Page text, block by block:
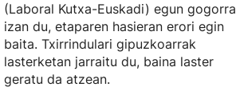
(Laboral Kutxa-Euskadi) egun gogorra
izan du, etaparen hasieran erori egin
baita. Txirrindulari gipuzkoarrak
lasterketan jarraitu du, baina laster
geratu da atzean.